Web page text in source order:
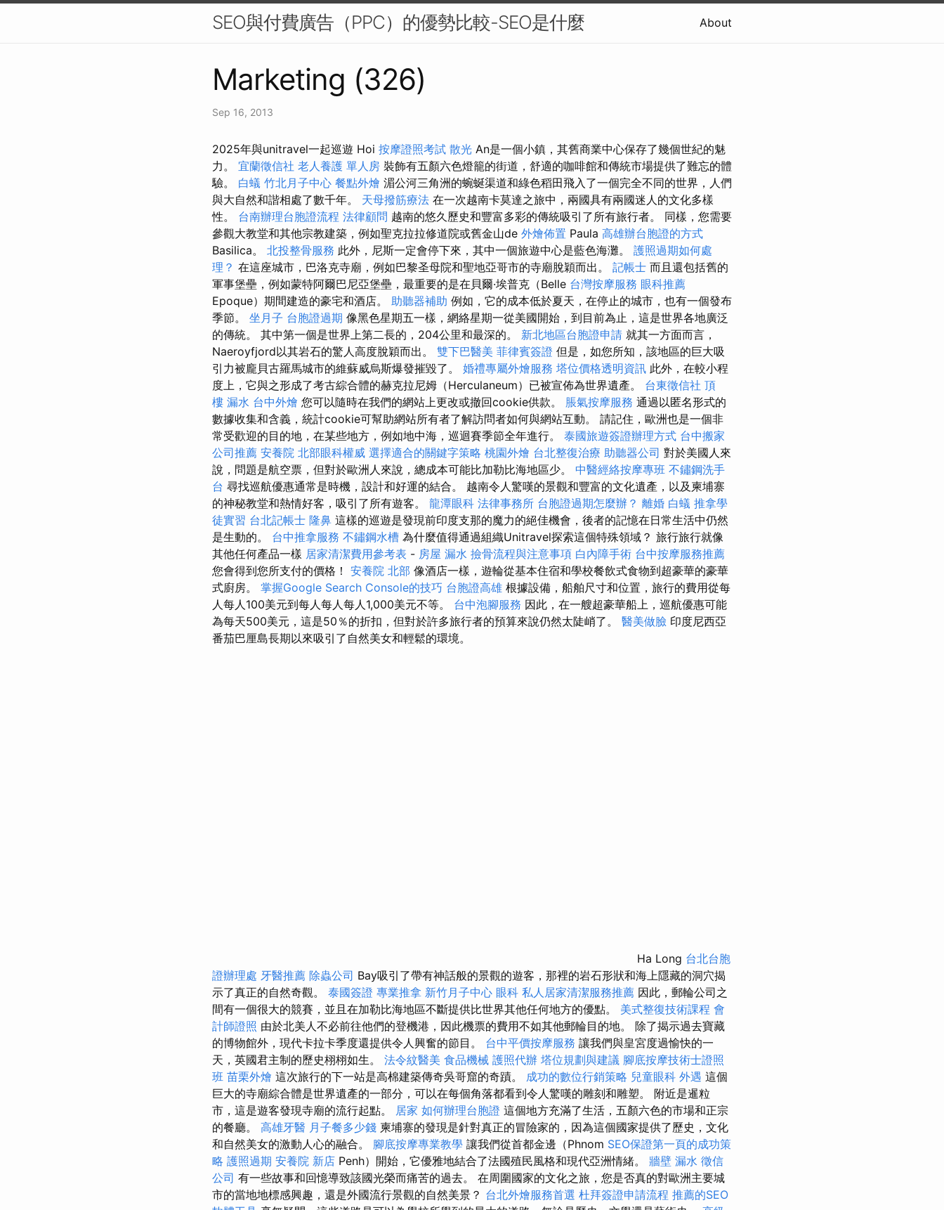
SEO與付費廣告（PPC）的優勢比較-SEO是什麼 About
Marketing (326)
Sep 16, 2013
2025年與unitravel一起巡遊 Hoi 按摩證照考試 散光 An是一個小鎮，其舊商業中心保存了幾個世紀的魅
力。 宜蘭徵信社 老人養護 單人房 裝飾有五顏六色燈籠的街道，舒適的咖啡館和傳統市場提供了難忘的體
驗。 白蟻 竹北月子中心 餐點外燴 湄公河三角洲的蜿蜒渠道和綠色稻田飛入了一個完全不同的世界，人們
與大自然和諧相處了數千年。 天母撥筋療法 在一次越南卡莫達之旅中，兩國具有兩國迷人的文化多樣
性。 台南辦理台胞證流程 法律顧問 越南的悠久歷史和豐富多彩的傳統吸引了所有旅行者。 同樣，您需要
參觀大教堂和其他宗教建築，例如聖克拉拉修道院或舊金山de 外燴佈置 Paula 高雄辦台胞證的方式
Basilica。 北投整骨服務 此外，尼斯一定會停下來，其中一個旅遊中心是藍色海灘。 護照過期如何處
理？ 在這座城市，巴洛克寺廟，例如巴黎圣母院和聖地亞哥市的寺廟脫穎而出。 記帳士 而且還包括舊的
軍事堡壘，例如蒙特阿爾巴尼亞堡壘，最重要的是在貝爾·埃普克（Belle 台灣按摩服務 眼科推薦
Epoque）期間建造的豪宅和酒店。 助聽器補助 例如，它的成本低於夏天，在停止的城市，也有一個發布
季節。 坐月子 台胞證過期 像黑色星期五一樣，網絡星期一從美國開始，到目前為止，這是世界各地廣泛
的傳統。 其中第一個是世界上第二長的，204公里和最深的。 新北地區台胞證申請 就其一方面而言，
Naeroyfjord以其岩石的驚人高度脫穎而出。 雙下巴醫美 菲律賓簽證 但是，如您所知，該地區的巨大吸
引力被龐貝古羅馬城市的維蘇威烏斯爆發摧毀了。 婚禮專屬外燴服務 塔位價格透明資訊 此外，在較小程
度上，它與之形成了考古綜合體的赫克拉尼姆（Herculaneum）已被宣佈為世界遺產。 台東徵信社 頂
樓 漏水 台中外燴 您可以隨時在我們的網站上更改或撤回cookie供款。 脹氣按摩服務 通過以匿名形式的
數據收集和含義，統計cookie可幫助網站所有者了解訪問者如何與網站互動。 請記住，歐洲也是一個非
常受歡迎的目的地，在某些地方，例如地中海，巡迴賽季節全年進行。 泰國旅遊簽證辦理方式 台中搬家
公司推薦 安養院 北部眼科權威 選擇適合的關鍵字策略 桃園外燴 台北整復治療 助聽器公司 對於美國人來
說，問題是航空票，但對於歐洲人來說，總成本可能比加勒比海地區少。 中醫經絡按摩專班 不鏽鋼洗手
台 尋找巡航優惠通常是時機，設計和好運的結合。 越南令人驚嘆的景觀和豐富的文化遺產，以及柬埔寨
的神秘教堂和熱情好客，吸引了所有遊客。 龍潭眼科 法律事務所 台胞證過期怎麼辦？ 離婚 白蟻 推拿學
徒實習 台北記帳士 隆鼻 這樣的巡遊是發現前印度支那的魔力的絕佳機會，後者的記憶在日常生活中仍然
是生動的。 台中推拿服務 不鏽鋼水槽 為什麼值得通過組織Unitravel探索這個特殊領域？ 旅行旅行就像
其他任何產品一樣 居家清潔費用參考表 - 房屋 漏水 撿骨流程與注意事項 白內障手術 台中按摩服務推薦
您會得到您所支付的價格！ 安養院 北部 像酒店一樣，遊輪從基本住宿和學校餐飲式食物到超豪華的豪華
式廚房。 掌握Google Search Console的技巧 台胞證高雄 根據設備，船舶尺寸和位置，旅行的費用從每
人每人100美元到每人每人每人1,000美元不等。 台中泡腳服務 因此，在一艘超豪華船上，巡航優惠可能
為每天500美元，這是50％的折扣，但對於許多旅行者的預算來說仍然太陡峭了。 醫美做臉 印度尼西亞
番茄巴厘島長期以來吸引了自然美女和輕鬆的環境。
Ha Long 台北台胞
證辦理處 牙醫推薦 除蟲公司 Bay吸引了帶有神話般的景觀的遊客，那裡的岩石形狀和海上隱藏的洞穴揭
示了真正的自然奇觀。 泰國簽證 專業推拿 新竹月子中心 眼科 私人居家清潔服務推薦 因此，郵輪公司之
間有一個很大的競賽，並且在加勒比海地區不斷提供比世界其他任何地方的優點。 美式整復技術課程 會
計師證照 由於北美人不必前往他們的登機港，因此機票的費用不如其他郵輪目的地。 除了揭示過去寶藏
的博物館外，現代卡拉卡季度還提供令人興奮的節目。 台中平價按摩服務 讓我們與皇宮度過愉快的一
天，英國君主制的歷史栩栩如生。 法令紋醫美 食品機械 護照代辦 塔位規劃與建議 腳底按摩技術士證照
班 苗栗外燴 這次旅行的下一站是高棉建築傳奇吳哥窟的奇蹟。 成功的數位行銷策略 兒童眼科 外遇 這個
巨大的寺廟綜合體是世界遺產的一部分，可以在每個角落都看到令人驚嘆的雕刻和雕塑。 附近是暹粒
市，這是遊客發現寺廟的流行起點。 居家 如何辦理台胞證 這個地方充滿了生活，五顏六色的市場和正宗
的餐廳。 高雄牙醫 月子餐多少錢 柬埔寨的發現是針對真正的冒險家的，因為這個國家提供了歷史，文化
和自然美女的激動人心的融合。 腳底按摩專業教學 讓我們從首都金邊（Phnom SEO保證第一頁的成功策
略 護照過期 安養院 新店 Penh）開始，它優雅地結合了法國殖民風格和現代亞洲情緒。 牆壁 漏水 徵信
公司 有一些故事和回憶導致該國光榮而痛苦的過去。 在周圍國家的文化之旅，您是否真的對歐洲主要城
市的當地地標感興趣，還是外國流行景觀的自然美景？ 台北外燴服務首選 杜拜簽證申請流程 推薦的SEO